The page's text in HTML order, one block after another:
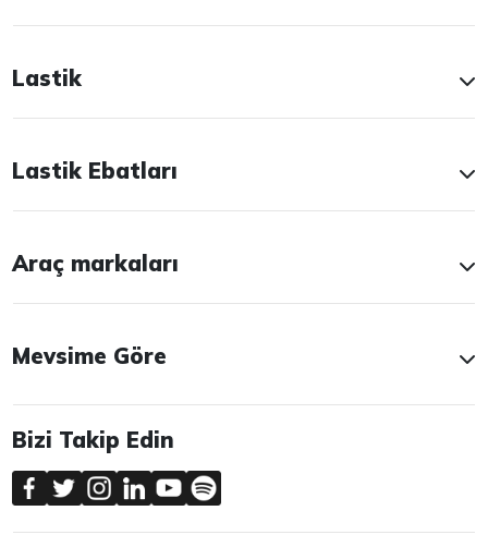
Lastik
Lastik Ebatları
Araç markaları
Mevsime Göre
Bizi Takip Edin